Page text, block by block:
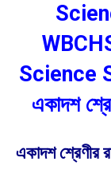
Science
একাদশ
একাদশ শ্রেণীর